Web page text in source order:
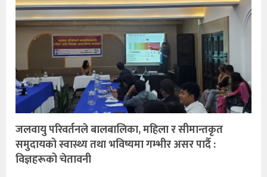
जलवायु परिवर्तनले बालबालिका, महिला र सीमान्तकृत
समुदायको स्वास्थ्य तथा भविष्यमा गम्भीर असर पार्दै :
विज्ञहरूको चेतावनी